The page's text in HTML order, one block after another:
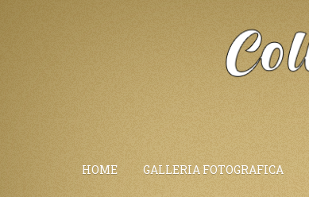
HOME GALLERIA FOTOGRAFICA